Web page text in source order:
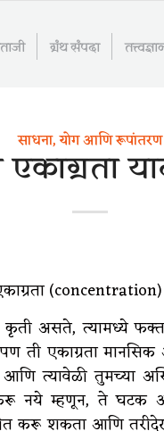
ग्रंथ संपदा
साधना, योग आणि रूपांतरण
कृती असते, त्यामध्ये
ती एकाग्रता
त्यावेळी तुमच्या
करू नये म्हणून, ते घटक
करू शकता आणि